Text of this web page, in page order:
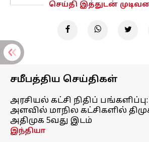
செய்தி இத்துடன்
சமீபத்திய செய்திகள்
அரசியல் கட்சி நிதிப்
அளவில் மாநில கட்சிகளில்
அதிமுக 5வது இடம்
இந்தியா